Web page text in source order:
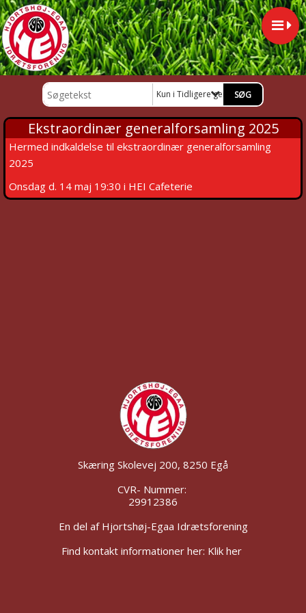
Kun i Tidligere generalforsamlinger i
Ekstraordinær generalforsamling 2025
Hermed indkaldelse til ekstraordinær generalforsamling
2025
Onsdag d. 14 maj 19:30 i HEI Cafeterie
Skæring Skolevej 200, 8250 Egå
CVR- Nummer:
29912386
En del af Hjortshøj-Egaa Idrætsforening
Find kontakt informationer her: Klik her